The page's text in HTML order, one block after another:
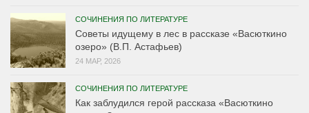
СОЧИНЕНИЯ ПО ЛИТЕРАТУРЕ
Советы идущему в лес в рассказе «Васюткино
озеро» (В.П. Астафьев)
24 МАР, 2026
СОЧИНЕНИЯ ПО ЛИТЕРАТУРЕ
Как заблудился герой рассказа «Васюткино